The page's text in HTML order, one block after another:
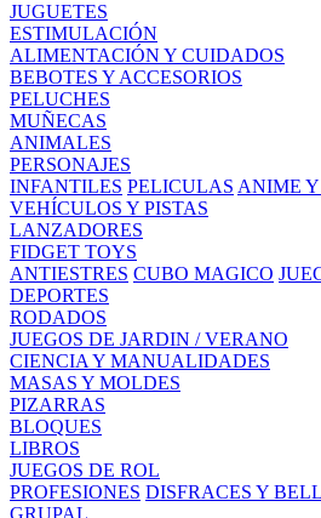
JUGUETES
ESTIMULACIÓN
ALIMENTACIÓN Y CUIDADOS
BEBOTES Y ACCESORIOS
PELUCHES
MUÑECAS
ANIMALES
PERSONAJES
INFANTILES PELICULAS ANIME
VEHÍCULOS Y PISTAS
LANZADORES
FIDGET TOYS
ANTIESTRES CUBO MAGICO
DEPORTES
RODADOS
JUEGOS DE JARDIN / VERANO
CIENCIA Y MANUALIDADES
MASAS Y MOLDES
PIZARRAS
BLOQUES
LIBROS
JUEGOS DE ROL
PROFESIONES DISFRACES Y
GRUPAL